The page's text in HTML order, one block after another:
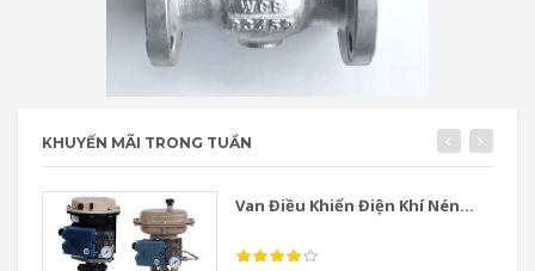
KHUYẾN MÃI TRONG TUẦN
Van Điều Khiển Điện Khí Nén...